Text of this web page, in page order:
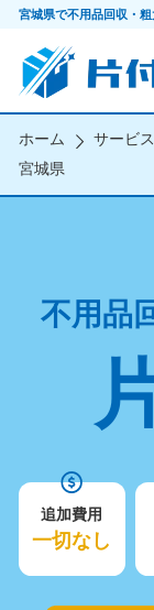
宮城県で不用品回収・
ホーム サービ
宮城県
不用品
追加費用
一切なし